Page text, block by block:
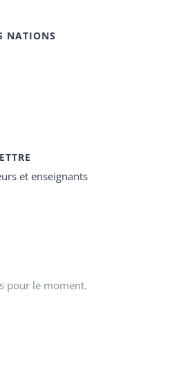
NATIONS
et enseignants
pour le moment.